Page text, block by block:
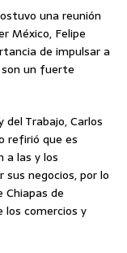
una reunión
México, Felipe
de impulsar a
son un fuerte
Trabajo, Carlos
refirió que es
a las y los
sus negocios, por lo
Chiapas de
los comercios y